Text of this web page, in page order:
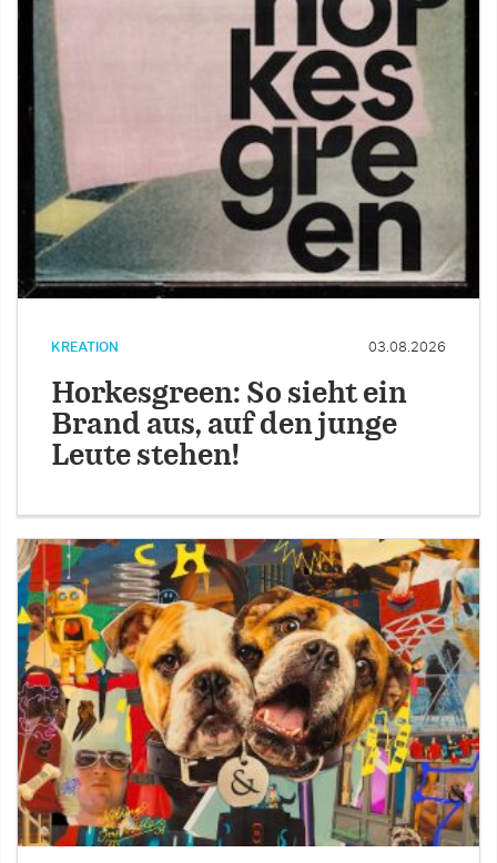
KREATION 03.08.2026
Horkesgreen: So sieht ein
Brand aus, auf den junge
Leute stehen!